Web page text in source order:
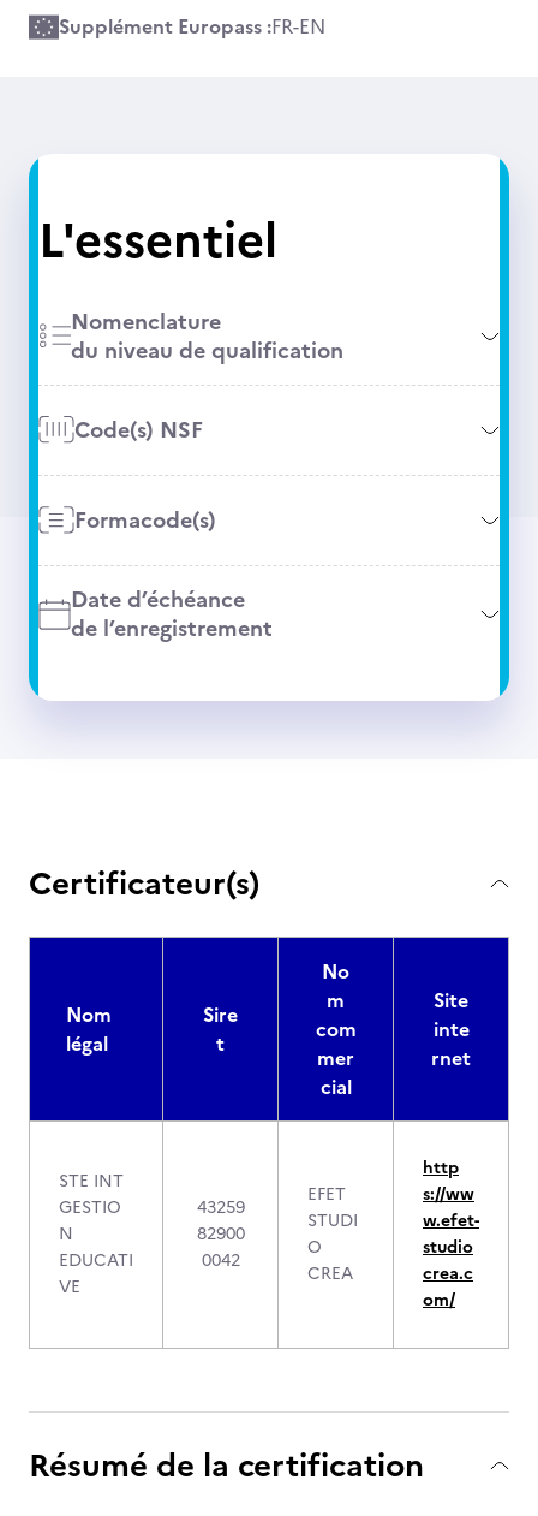
Supplément Europass :FR-EN
L'essentiel
Nomenclature
du niveau de qualification
Code(s) NSF
Formacode(s)
Date d’échéance
de l’enregistrement
Certificateur(s)
Nom
légal
Sire
t
No
m
com
mer
cial
Site
inte
rnet
STE INT
GESTIO
N
EDUCATI
VE
43259
82900
0042
EFET
STUDI
O
CREA
http
s://ww
w.efet-
studio
crea.c
om/
Résumé de la certification